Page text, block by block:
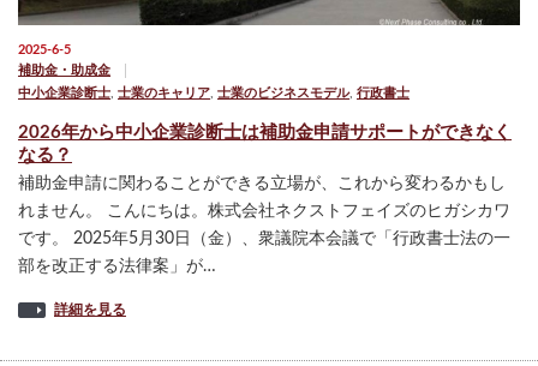
2025-6-5
補助金・助成金
中小企業診断士 士業のキャリア 士業のビジネスモデル, 行政書士
2026年から中小企業診断士は補助金申請サポートができなく
なる？
補助金申請に関わることができる立場が、これから変わるかもし
れません。 こんにちは。株式会社ネクストフェイズのヒガシカワ
です。 2025年5月30日（金）、衆議院本会議で「行政書士法の一
部を改正する法律案」が…
詳細を見る